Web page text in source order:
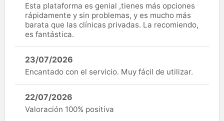
Esta plataforma es genial ,tienes más opciones
rápidamente y sin problemas, y es mucho más
barata que las clínicas privadas. La recomiendo,
es fantástica.
23/07/2026
Encantado con el servicio. Muy fácil de utilizar.
22/07/2026
Valoración 100% positiva